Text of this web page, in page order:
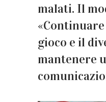
malati. Il
gioco e il
mantenere